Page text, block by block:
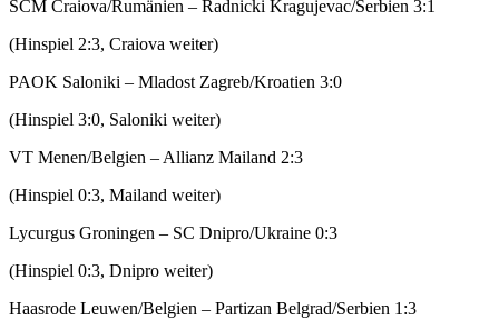
SCM Craiova/Rumänien – Radnicki Kragujevac/Serbien 3:1
(Hinspiel 2:3, Craiova weiter)
PAOK Saloniki – Mladost Zagreb/Kroatien 3:0
(Hinspiel 3:0, Saloniki weiter)
VT Menen/Belgien – Allianz Mailand 2:3
(Hinspiel 0:3, Mailand weiter)
Lycurgus Groningen – SC Dnipro/Ukraine 0:3
(Hinspiel 0:3, Dnipro weiter)
Haasrode Leuwen/Belgien – Partizan Belgrad/Serbien 1:3